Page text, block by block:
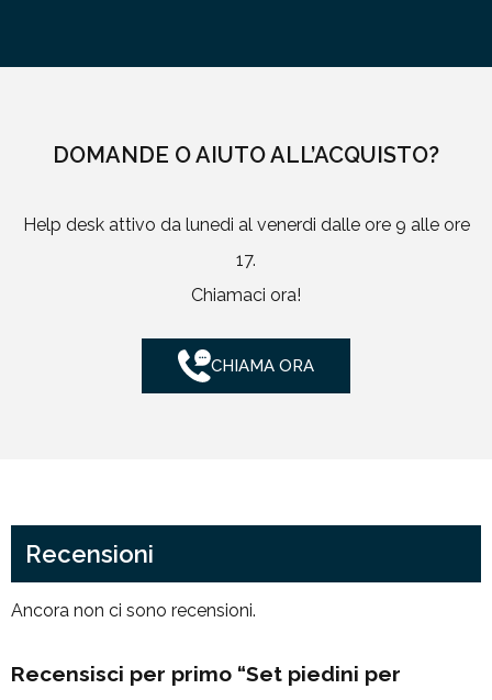
DOMANDE O AIUTO ALL’ACQUISTO?
Help desk attivo da lunedi al venerdi dalle ore 9 alle ore
17.
Chiamaci ora!
CHIAMA ORA
Recensioni
Ancora non ci sono recensioni.
Recensisci per primo “Set piedini per